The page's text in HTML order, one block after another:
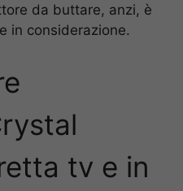
da buttare, anzi, è
in considerazione.
tv e in